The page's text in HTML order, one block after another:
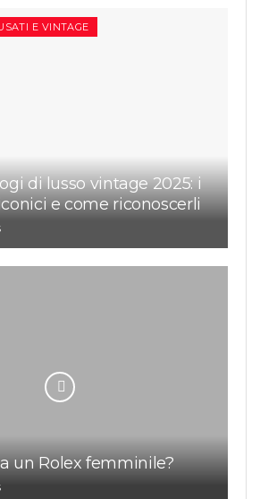
E VINTAGE
di lusso vintage 2025: i
e come riconoscerli
un Rolex femminile?